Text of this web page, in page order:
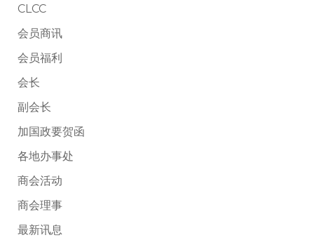
CLCC
会员商讯
会员福利
会长
副会长
加国政要贺函
各地办事处
商会活动
商会理事
最新讯息